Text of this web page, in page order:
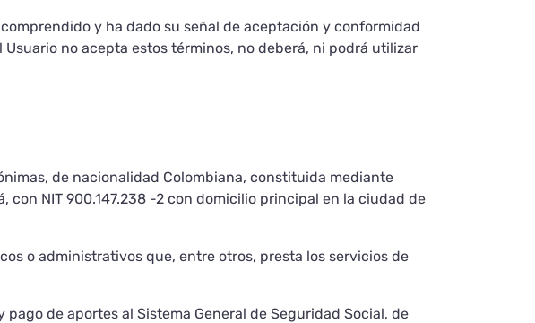
y ha dado su señal de aceptación y conformidad
no acepta estos términos, no deberá, ni podrá utilizar
de nacionalidad Colombiana, constituida mediante
con NIT 900.147.238 -2 con domicilio principal en la ciudad de
o administrativos que, entre otros, presta los servicios de
de aportes al Sistema General de Seguridad Social, de